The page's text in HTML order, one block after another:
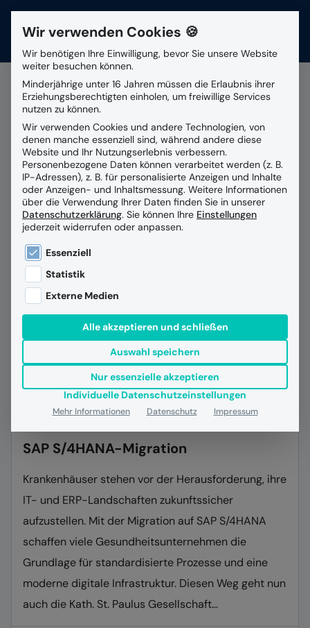
Suchfeld
Suchen
Alle Beiträge mit dem
SchlagwortSAP S/4HANA
24.06.2026 Allgemein News Referenzen
SAP S/4HANA-Migration
Krankenhäuser stehen vor der Herausforderung, ihre
IT- und ERP-Landschaften zukunftssicher
aufzustellen. Mit der Migration auf SAP S/4HANA
schaffen viele Gesundheitsunternehmen die
Grundlage für standardisierte Prozesse und eine
moderne digitale Infrastruktur. Diesen Weg geht nun
auch die Kath. St. Paulus Gesellschaft…
Wir verwenden Cookies 🍪
Wir benötigen Ihre Einwilligung, bevor Sie unsere Website
weiter besuchen können.
Minderjährige unter 16 Jahren müssen die Erlaubnis ihrer
Erziehungsberechtigten einholen, um freiwillige Services
nutzen zu können.
Wir verwenden Cookies und andere Technologien, von
denen manche essenziell sind, während andere diese
Website und Ihr Nutzungserlebnis verbessern.
Personenbezogene Daten können verarbeitet werden (z. B.
IP-Adressen), z. B. für personalisierte Anzeigen und Inhalte
oder Anzeigen- und Inhaltsmessung. Weitere Informationen
über die Verwendung Ihrer Daten finden Sie in unserer
Datenschutzerklärung. Sie können Ihre Einstellungen
jederzeit widerrufen oder anpassen.
Es folgt eine Liste der Service-Gruppen, für die
Essenziell
Statistik
Externe Medien
Alle akzeptieren und schließen
Auswahl speichern
Nur essenzielle akzeptieren
Individuelle Datenschutzeinstellungen
Mehr Informationen Datenschutz Impressum